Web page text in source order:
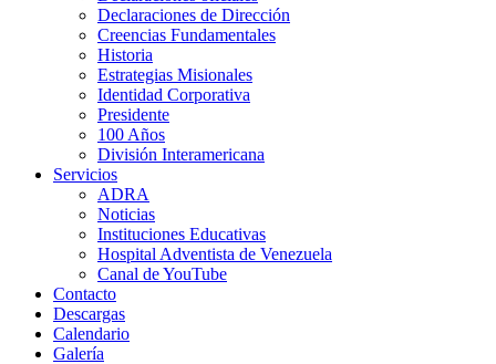
Declaraciones de Dirección
Creencias Fundamentales
Historia
Estrategias Misionales
Identidad Corporativa
Presidente
100 Años
División Interamericana
Servicios
ADRA
Noticias
Instituciones Educativas
Hospital Adventista de Venezuela
Canal de YouTube
Contacto
Descargas
Calendario
Galería